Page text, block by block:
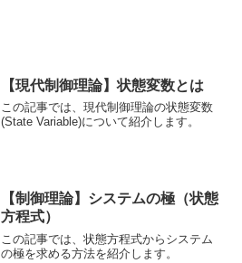
【現代制御理論】状態変数とは
この記事では、現代制御理論の状態変数
(State Variable)について紹介します。
【制御理論】システムの極（状態
方程式）
この記事では、状態方程式からシステム
の極を求める方法を紹介します。